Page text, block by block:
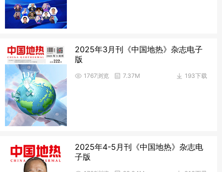
2025年3月刊《中国地热》杂志电子
版
193下载
1767浏览 7.37M
2025年4-5月刊《中国地热》杂志电
子版